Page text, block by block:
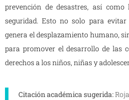
prevención de desastres, así
seguridad. Esto no solo para evitar
genera el desplazamiento humano,
para promover el desarrollo de las
derechos a los niños, niñas y
Citación académica sugerida: